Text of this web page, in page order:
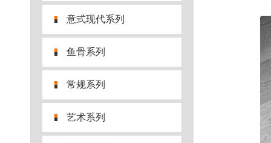
意式现代系列
鱼骨系列
常规系列
艺术系列